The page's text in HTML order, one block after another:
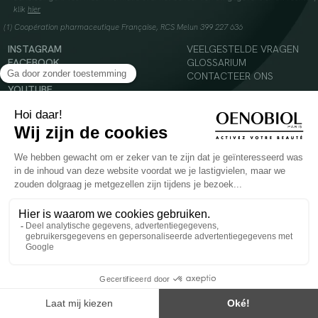
klik hier
(1) Coopération pharmaceutique Française, RCS Melun 399 227 636
INSTAGRAM
FACEBOOK
TIKTOK
YOUTUBE
VEELGESTELDE VRAGEN
GLOSSARIUM
CONTACTEER ONS
Voedingssupplement dat moet worden geconsumeerd als onderdeel van een gevarieerde,
evenwichtige voeding en een gezonde levensstijl. Aanbevolen dagelijkse dosis niet
overschrijden. Enkel voor volwassenen, buiten het bereik van kinderen houden.